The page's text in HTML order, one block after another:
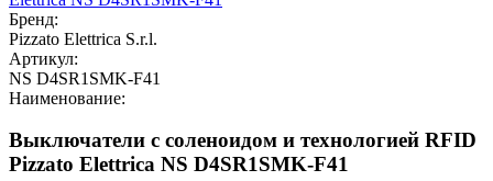
Бренд:
Pizzato Elettrica S.r.l.
Артикул:
NS D4SR1SMK-F41
Наименование:
Выключатели с соленоидом и технологией RFID
Pizzato Elettrica NS D4SR1SMK-F41